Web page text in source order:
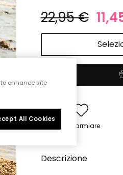
22,95 €
Risparmiare
Descrizione
to enhance site
All Cookies